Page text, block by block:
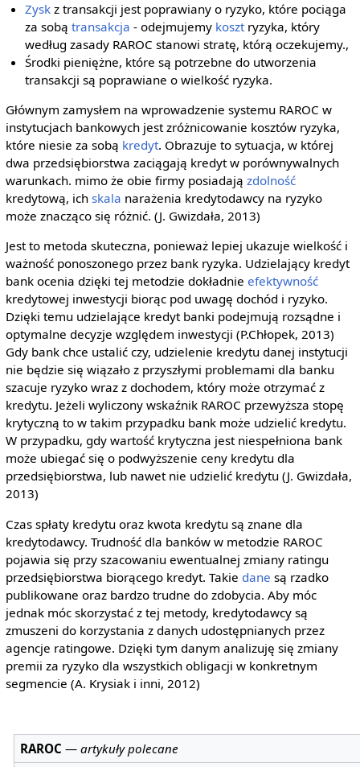
Zysk z transakcji jest poprawiany o ryzyko, które pociąga
za sobątransakcja - odejmujemy kosztryzyka, który
według zasady RAROC stanowi stratę, którą oczekujemy.,
Środki pieniężne, które są potrzebne do utworzenia
transakcji są poprawiane o wielkość ryzyka.
Głównym zamysłem na wprowadzenie systemu RAROC w
instytucjach bankowych jest zróżnicowanie kosztów ryzyka,
które niesie za sobą kredyt. Obrazuje to sytuacja, w której
dwa przedsiębiorstwa zaciągają kredyt w porównywalnych
warunkach. mimo że obie firmy posiadają zdolność
kredytową, ich skala narażenia kredytodawcy na ryzyko
może znacząco się różnić. (J. Gwizdała, 2013)
Jest to metoda skuteczna, ponieważ lepiej ukazuje wielkość i
ważność ponoszonego przez bank ryzyka. Udzielający kredyt
bank ocenia dzięki tej metodzie dokładnie efektywność
kredytowej inwestycji biorąc pod uwagę dochód i ryzyko.
Dzięki temu udzielające kredyt banki podejmują rozsądne i
optymalne decyzje względem inwestycji (P.Chłopek, 2013)
Gdy bank chce ustalić czy, udzielenie kredytu danej instytucji
nie będzie się wiązało z przyszłymi problemami dla banku
szacuje ryzyko wraz z dochodem, który może otrzymać z
kredytu. Jeżeli wyliczony wskaźnik RAROC przewyższa stopę
krytyczną to w takim przypadku bank może udzielić kredytu.
W przypadku, gdy wartość krytyczna jest niespełniona bank
może ubiegać się o podwyższenie ceny kredytu dla
przedsiębiorstwa, lub nawet nie udzielić kredytu (J. Gwizdała,
2013)
Czas spłaty kredytu oraz kwota kredytu są znane dla
kredytodawcy. Trudność dla banków w metodzie RAROC
pojawia się przy szacowaniu ewentualnej zmiany ratingu
przedsiębiorstwa biorącego kredyt. Takie dane są rzadko
publikowane oraz bardzo trudne do zdobycia. Aby móc
jednak móc skorzystać z tej metody, kredytodawcy są
zmuszeni do korzystania z danych udostępnianych przez
agencje ratingowe. Dzięki tym danym analizuję się zmiany
premii za ryzyko dla wszystkich obligacji w konkretnym
segmencie (A. Krysiak i inni, 2012)
RAROC —artykuły polecane